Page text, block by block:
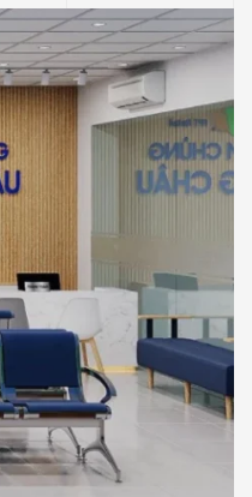
THIẾT KẾ